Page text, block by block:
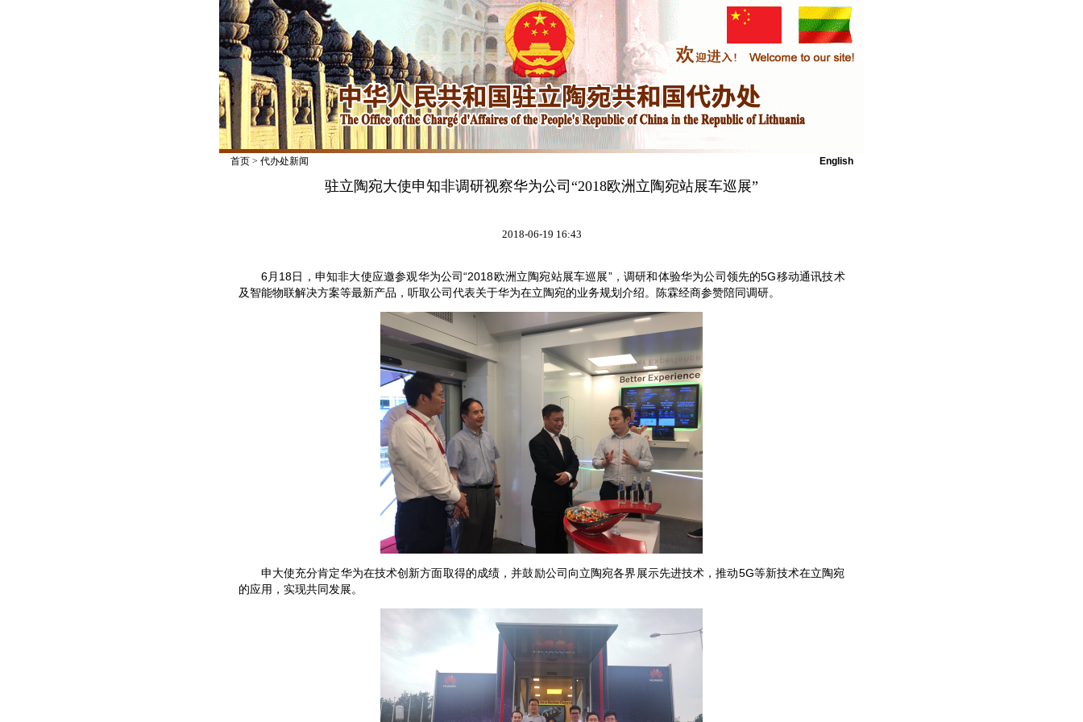
首页> 代办处新闻 English
驻立陶宛大使申知非调研视察华为公司“2018欧洲立陶宛站展车巡展”
2018-06-19 16:43
6月18日，申知非大使应邀参观华为公司“2018欧洲立陶宛站展车巡展”，调研和体验华为公司领先的5G移动通讯技术
及智能物联解决方案等最新产品，听取公司代表关于华为在立陶宛的业务规划介绍。陈霖经商参赞陪同调研。
申大使充分肯定华为在技术创新方面取得的成绩，并鼓励公司向立陶宛各界展示先进技术，推动5G等新技术在立陶宛
的应用，实现共同发展。